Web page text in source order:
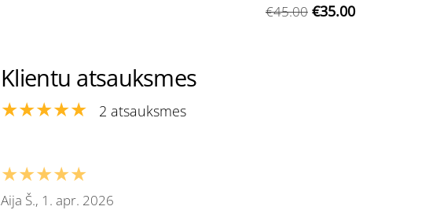
€45.00 €35.00
Klientu atsauksmes
★★★★★ 2 atsauksmes
★★★★★
Aija Š., 1. apr. 2026